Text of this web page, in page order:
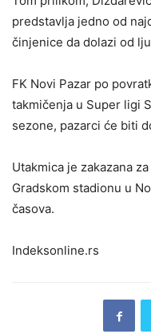
predstavlja jedno od
činjenice da dolazi od
FK Novi Pazar po
takmičenja u Super ligi
sezone, pazarci će biti
Utakmica je zakazana
Gradskom stadionu u
časova.
Indeksonline.rs